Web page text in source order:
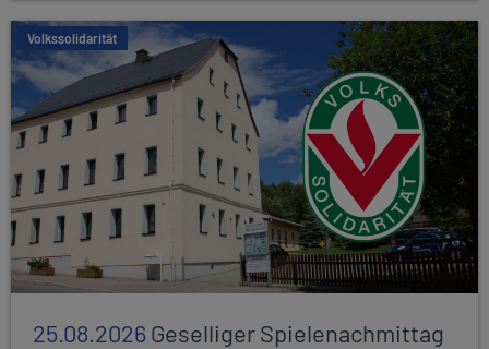
Volkssolidarität
25.08.2026Geselliger Spielenachmittag